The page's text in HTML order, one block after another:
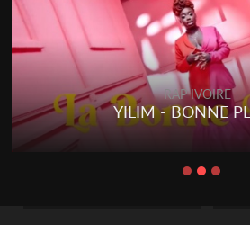
RAP IVOIRE
YILIM - BONNE